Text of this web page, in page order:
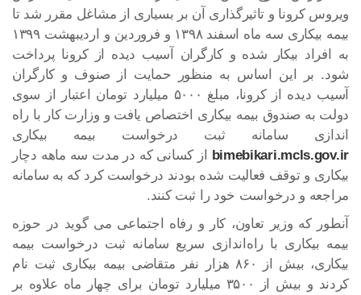
ویروس کرونا و تاثیرگذاری آن بر بسیاری از مشاغل مقرر شد تا
بیمه بیکاری سه ماه اسفند ۱۳۹۸ و فروردین و اردیبهشت ۱۳۹۹
به افراد بیکار شده و کارگران آسیب دیده از کرونا پرداخت
شود. بر این اساس به منظور حمایت از صنوف و کارگران
آسیب دیده از کرونا، مبلغ ۵۰۰۰ میلیارد تومان اعتبار از سوی
دولت به صندوق بیمه بیکاری اختصاص یافت و وزارت کار با راه
اندازی سامانه ثبت درخواست بیمه بیکاری
bimebikari.mcls.gov.ir از کسانی که در مدت سه ماهه دچار
بیکاری و توقف فعالیت شده بودند درخواست کرد که به سامانه
مراجعه و درخواست خود را ثبت کنند.
آنطور که وزیر تعاون، کار و رفاه اجتماعی می گوید در حوزه
بیمه بیکاری با راه‌اندازی سریع سامانه ثبت درخواست بیمه
بیکاری، بیش از ۸۶۰ هزار نفر متقاضی بیمه بیکاری ثبت نام
کردند و بیش از ۳۵۰۰ میلیارد تومان برای چهار ماه علاوه بر